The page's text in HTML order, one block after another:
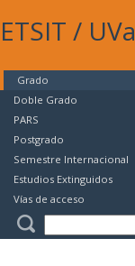
ETSIT / UVa
Grado
Doble Grado
PARS
Postgrado
Semestre Internacional
Estudios Extinguidos
Vías de acceso